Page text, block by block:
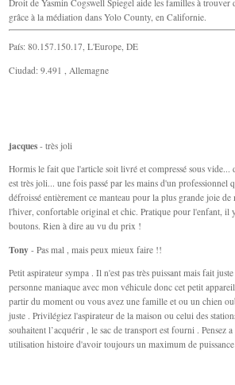
Droit de Yasmin Cogswell Spiegel aide les familles à trouver
grâce à la médiation dans Yolo County, en Californie.
País: 80.157.150.17, L'Europe, DE
Ciudad: 9.491 , Allemagne
jacques - très joli
Hormis le fait que l'article soit livré et compressé sous vide...
est très joli... une fois passé par les mains d'un professionnel
défroissé entièrement ce manteau pour la plus grande joie
l'hiver, confortable original et chic. Pratique pour l'enfant, il
boutons. Rien à dire au vu du prix !
Tony - Pas mal , mais peux mieux faire !!
Petit aspirateur sympa . Il n'est pas très puissant mais fait
personne maniaque avec mon véhicule donc cet petit
partir du moment ou vous avez une famille et ou un chien
juste . Privilégiez l'aspirateur de la maison ou celui des
souhaitent l’acquérir , le sac de transport est fourni . Pensez
utilisation histoire d'avoir toujours un maximum de